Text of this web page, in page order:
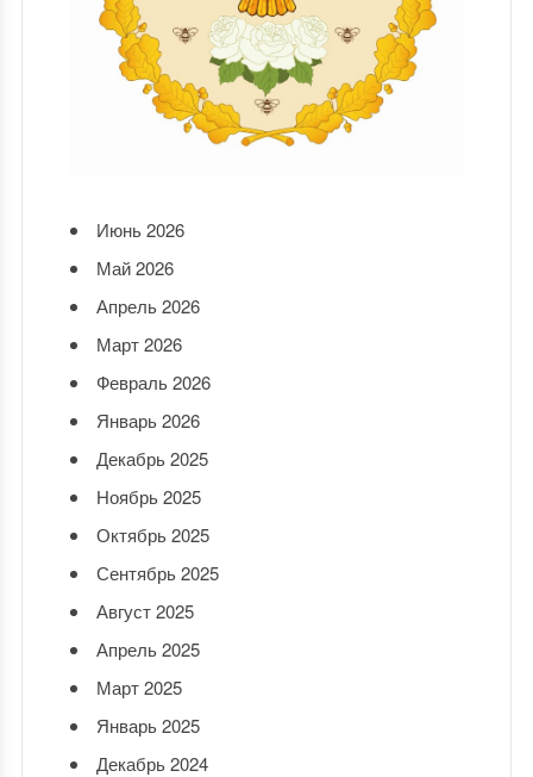
Июнь 2026
Май 2026
Апрель 2026
Март 2026
Февраль 2026
Январь 2026
Декабрь 2025
Ноябрь 2025
Октябрь 2025
Сентябрь 2025
Август 2025
Апрель 2025
Март 2025
Январь 2025
Декабрь 2024